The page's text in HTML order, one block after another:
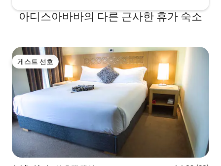
아디스아바바의 다른 근사한 휴가 숙소
게스트 선호
게스트 선호